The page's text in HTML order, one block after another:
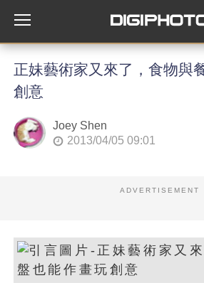
正妹藝術家又來了，食物與
創意
Joey Shen
2013/04/05 09:01
ADVERTISEMENT